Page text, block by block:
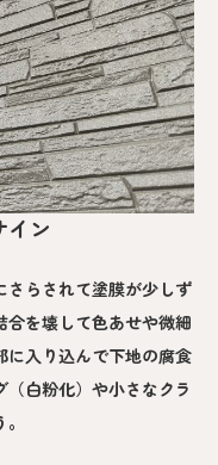
イン
さらされて塗膜が少しず
を壊して色あせや微細
に入り込んで下地の腐食
白粉化）や小さなクラ